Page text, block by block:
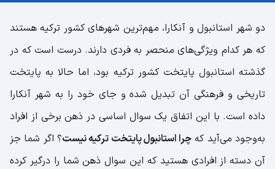
دو شهر استانبول و آنکارا، مهم‌‌ترین شهرهای کشور ترکیه هستند
که هر کدام ویژگی‌های منحصر به فردی دارند. درست است که در
گذشته استانبول پایتخت کشور ترکیه بود، اما حالا به پایتخت
تاریخی و فرهنگی آن تبدیل شده و جای خود را به شهر آنکارا
داده است. با این اتفاق یک سوال اساسی در ذهن برخی از افراد
به‌وجود می‌آید که چرا استانبول پایتخت ترکیه نیست؟ اگر شما جز
آن دسته از افرادی هستید که این سوال ذهن شما را درگیر کرده